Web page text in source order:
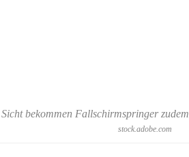
Sicht bekommen Fallschirmspringer
stock.adobe.com